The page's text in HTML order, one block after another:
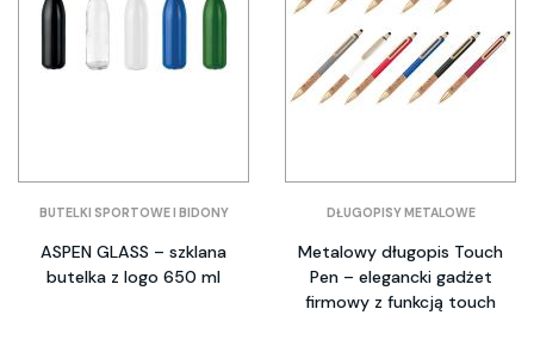
BUTELKI SPORTOWE I BIDONY
ASPEN GLASS – szklana
butelka z logo 650 ml
DŁUGOPISY METALOWE
Metalowy długopis Touch
Pen – elegancki gadżet
firmowy z funkcją touch